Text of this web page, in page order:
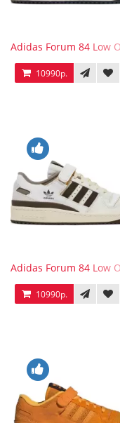
Adidas Forum 84 Low
10990р.
Adidas Forum 84 Low
10990р.